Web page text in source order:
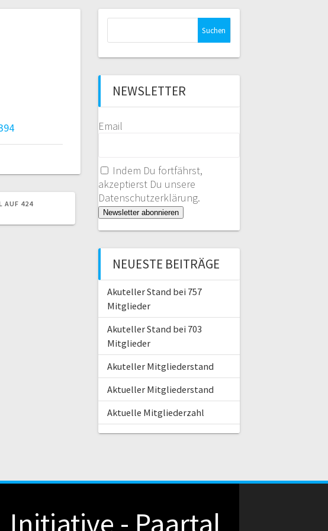
AUF 424
NEWSLETTER
Email
Indem Du fortfährst,
akzeptierst Du unsere
Datenschutzerklärung.
NEUESTE BEITRÄGE
Akuteller Stand bei 757
Mitglieder
Akuteller Stand bei 703
Mitglieder
Akuteller Mitgliederstand
Aktueller Mitgliederstand
Aktuelle Mitgliederzahl
Initiative - Paartal